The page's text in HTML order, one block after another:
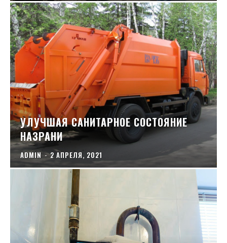
УЛУЧШАЯ САНИТАРНОЕ СОСТОЯНИЕ
НАЗРАНИ
ADMIN - 2 АПРЕЛЯ, 2021